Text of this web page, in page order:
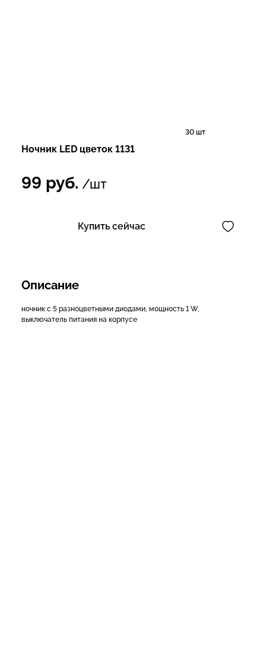
30 шт
Ночник LED цветок 1131
99 руб. /шт
Купить сейчас
Описание
ночник с 5 разноцветными диодами, мощность 1 W,
выключатель питания на корпусе